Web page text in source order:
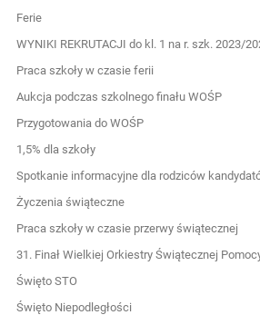
Ferie
WYNIKI REKRUTACJI do kl. 1 na r. szk. 2023/
Praca szkoły w czasie ferii
Aukcja podczas szkolnego finału WOŚP
Przygotowania do WOŚP
1,5% dla szkoły
Spotkanie informacyjne dla rodziców
Życzenia świąteczne
Praca szkoły w czasie przerwy świątecznej
31. Finał Wielkiej Orkiestry Świątecznej
Święto STO
Święto Niepodległości